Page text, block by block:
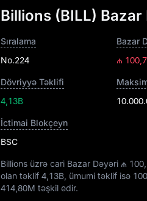
Billions (BILL) Bazar
Sıralama
No.224
Bazar
₼
Dövriyyə Təklifi
4,13B
İctimai Blokçeyn
BSC
Billions üzrə cari Bazar Dəyəri ₼
olan təklif 4,13B , ümumi təklif isə
414,80M təşkil edir.